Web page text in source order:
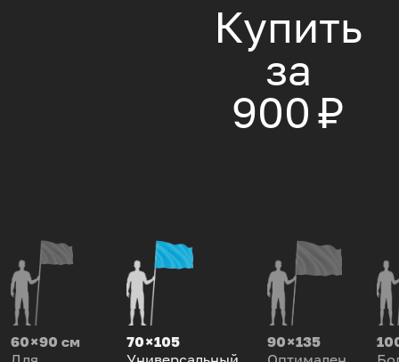
Купить
за
900 ₽
60 × 90 см
70 × 105
90 × 135